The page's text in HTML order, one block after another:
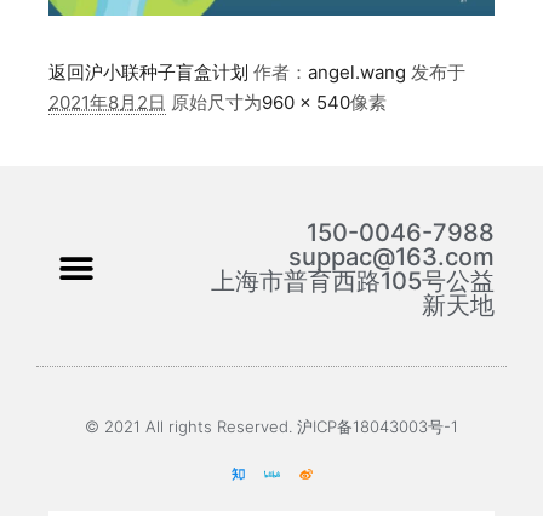
返回沪小联种子盲盒计划 作者： angel.wang 发布于
2021年8月2日 原始尺寸为960 × 540像素
150-0046-7988
suppac@163.com
上海市普育西路105号公益
新天地
© 2021 All rights Reserved. 沪ICP备18043003号-1